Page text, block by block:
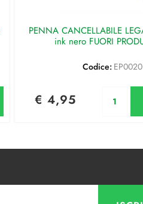
PENNA CANCELLABILE
ink nero FUORI
Codice: EP0020
€ 4,95